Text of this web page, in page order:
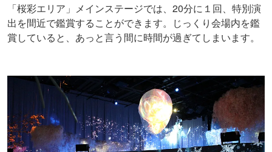
「桜彩エリア」メインステージでは、20分に１回、特別演
出を間近で鑑賞することができます。じっくり会場内を鑑
賞していると、あっと言う間に時間が過ぎてしまいます。